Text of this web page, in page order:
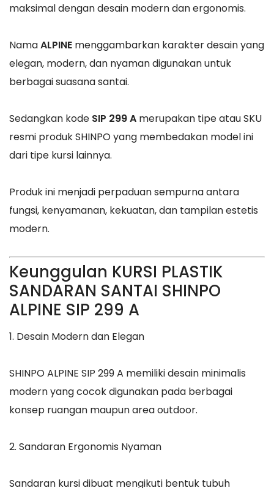
maksimal dengan desain modern dan ergonomis.
NamaALPINE menggambarkan karakter desain yang
elegan, modern, dan nyaman digunakan untuk
berbagai suasana santai.
Sedangkan kode SIP 299 A merupakan tipe atau SKU
resmi produk SHINPO yang membedakan model ini
dari tipe kursi lainnya.
Produk ini menjadi perpaduan sempurna antara
fungsi, kenyamanan, kekuatan, dan tampilan estetis
modern.
Keunggulan KURSI PLASTIK
SANDARAN SANTAI SHINPO
ALPINE SIP 299 A
1. Desain Modern dan Elegan
SHINPO ALPINE SIP 299 A memiliki desain minimalis
modern yang cocok digunakan pada berbagai
konsep ruangan maupun area outdoor.
2. Sandaran Ergonomis Nyaman
Sandaran kursi dibuat mengikuti bentuk tubuh